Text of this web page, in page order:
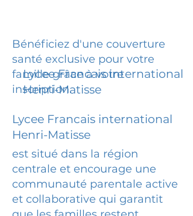
Bénéficiez d'une couverture
santé exclusive pour votre
famille grâce à votre
inscription.
Lycee Francais international
Henri-Matisse
Lycee Francais international
Henri-Matisse
est situé dans la région
centrale et encourage une
communauté parentale active
et collaborative qui garantit